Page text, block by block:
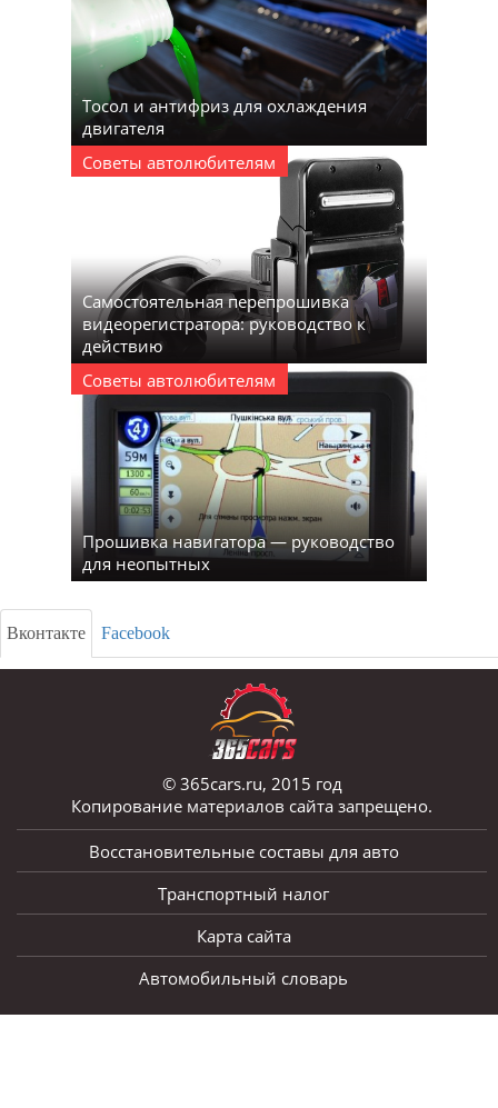
Тосол и антифриз для охлаждения
двигателя
Советы автолюбителям
Самостоятельная перепрошивка
видеорегистратора: руководство к
действию
Советы автолюбителям
Прошивка навигатора — руководство
для неопытных
Вконтакте Facebook
© 365cars.ru, 2015 год
Копирование материалов сайта запрещено.
Восстановительные составы для авто
Транспортный налог
Карта сайта
Автомобильный словарь